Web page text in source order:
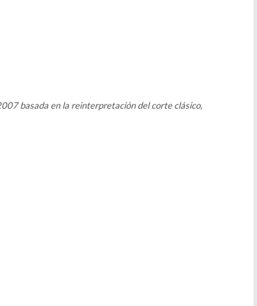
basada en la reinterpretación del corte clásico,